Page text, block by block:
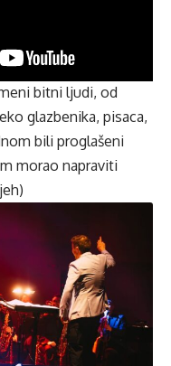
bitni ljudi, od
glazbenika, pisaca,
bili proglašeni
morao napraviti